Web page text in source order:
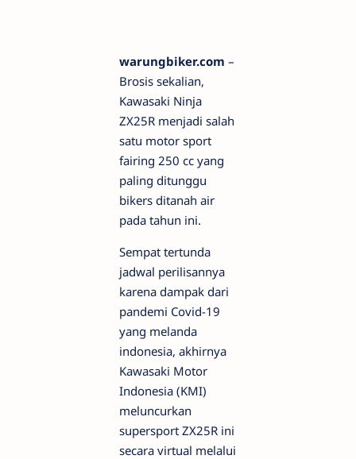
warungbiker.com –
Brosis sekalian,
Kawasaki Ninja
ZX25R menjadi salah
satu motor sport
fairing 250 cc yang
paling ditunggu
bikers ditanah air
pada tahun ini.
Sempat tertunda
jadwal perilisannya
karena dampak dari
pandemi Covid-19
yang melanda
indonesia, akhirnya
Kawasaki Motor
Indonesia (KMI)
meluncurkan
supersport ZX25R ini
secara virtual melalui